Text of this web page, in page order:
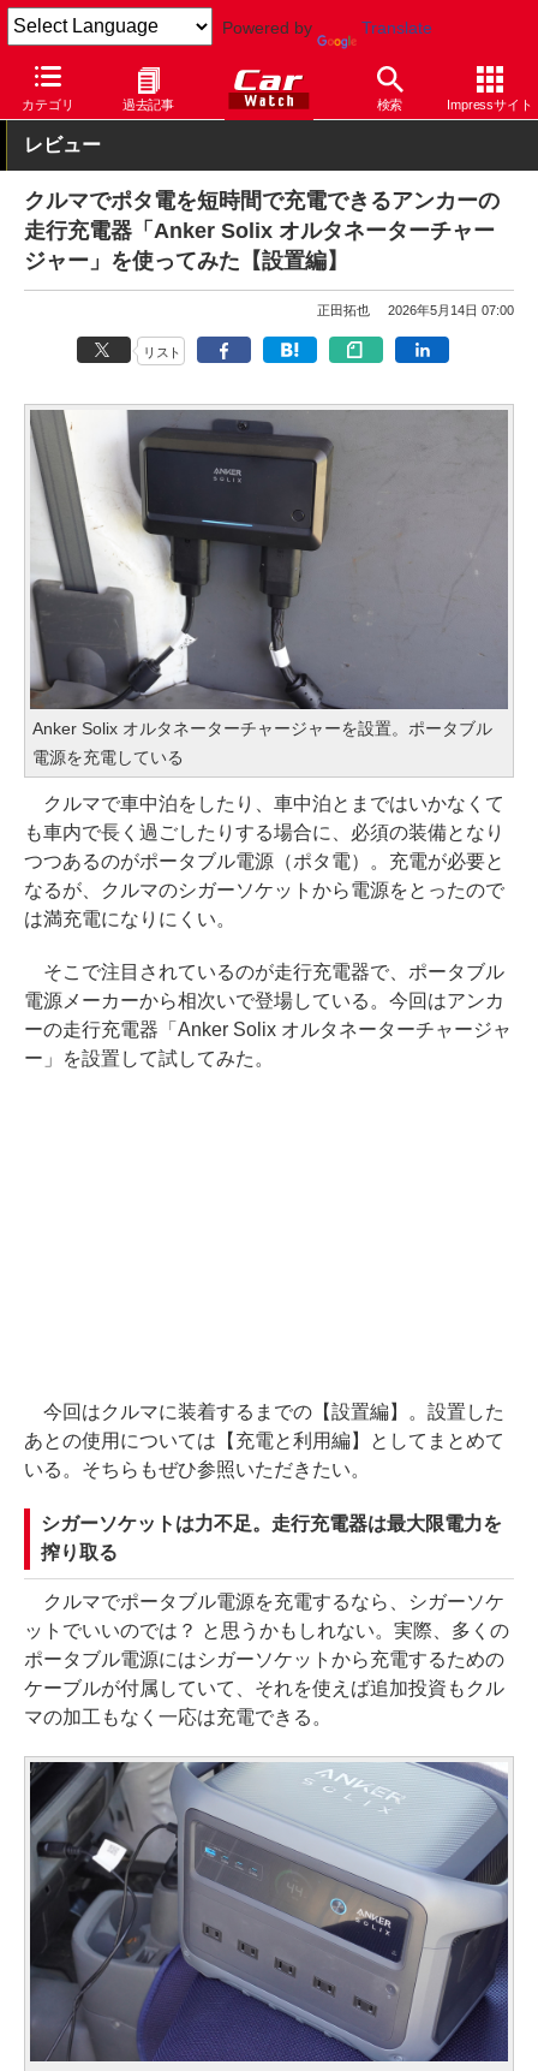
Powered by Translate
カテゴリ 過去記事 検索 Impressサイト
Car Watch カスタム 電子系パーツ
レビュー
クルマでポタ電を短時間で充電できるアンカーの
走行充電器「Anker Solix オルタネーターチャー
ジャー」を使ってみた【設置編】
正田拓也 2026年5月14日 07:00
リスト
Anker Solix オルタネーターチャージャーを設置。ポータブル
電源を充電している
クルマで車中泊をしたり、車中泊とまではいかなくて
も車内で長く過ごしたりする場合に、必須の装備となり
つつあるのがポータブル電源（ポタ電）。充電が必要と
なるが、クルマのシガーソケットから電源をとったので
は満充電になりにくい。
そこで注目されているのが走行充電器で、ポータブル
電源メーカーから相次いで登場している。今回はアンカ
ーの走行充電器「Anker Solix オルタネーターチャージャ
ー」を設置して試してみた。
今回はクルマに装着するまでの【設置編】。設置した
あとの使用については【充電と利用編】としてまとめて
いる。そちらもぜひ参照いただきたい。
シガーソケットは力不足。走行充電器は最大限電力を
搾り取る
クルマでポータブル電源を充電するなら、シガーソケ
ットでいいのでは？ と思うかもしれない。実際、多くの
ポータブル電源にはシガーソケットから充電するための
ケーブルが付属していて、それを使えば追加投資もクル
マの加工もなく一応は充電できる。